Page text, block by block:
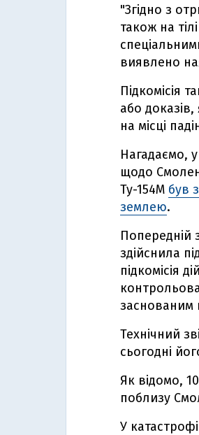
"Згідно з
також на
виявлено
Підкомісія
або
на місці
Нагадаємо, у
щодо
Ту-154М був
землею.
Попередній
здійснила
підкомісія
заснованим
Технічний
сьогодні
Як відомо,
поблизу
У